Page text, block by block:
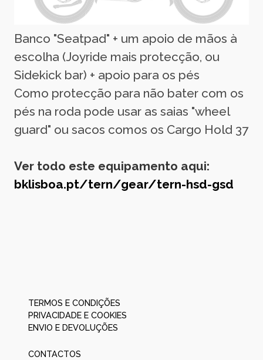
Banco "Seatpad" + um apoio de mãos à
escolha (Joyride mais protecção, ou
Sidekick bar) + apoio para os pés
Como protecção para não bater com os
pés na roda pode usar as saias "wheel
guard" ou sacos comos os Cargo Hold 37
Ver todo este equipamento aqui:
bklisboa.pt/tern/gear/tern-hsd-gsd
TERMOS E CONDIÇÕES
PRIVACIDADE E COOKIES
ENVIO E DEVOLUÇÕES
CONTACTOS